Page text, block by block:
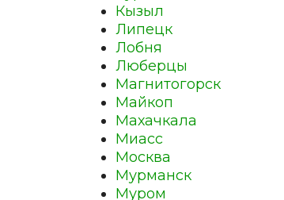
Кызыл
Липецк
Лобня
Люберцы
Магнитогорск
Майкоп
Махачкала
Миасс
Москва
Мурманск
Муром